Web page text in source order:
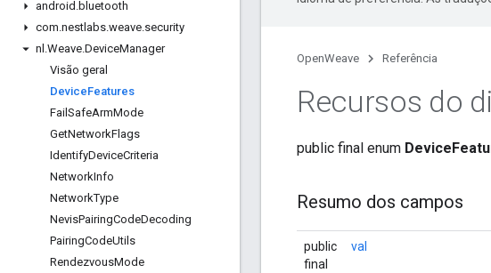
android .bluetooth
com.nestlabs.weave.security
nl .Weave.DeviceManager
Visão geral
DeviceFeatures
Fail SafeArmMode
GetNetworkFlags
IdentifyDeviceCriteria
NetworkInfo
NetworkType
NevisPairingCodeDecoding
PairingCodeUtils
RendezvousMode
OpenWeave Referência
Recursos do
public final enum
Resumo dos campos
public
final
val